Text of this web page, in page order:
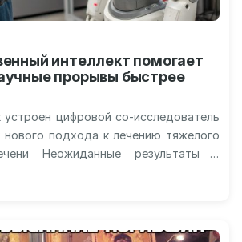
интеллект помогает
прорывы быстрее
цифровой со-исследователь
подхода к лечению тяжелого
Неожиданные результаты и
тайны…